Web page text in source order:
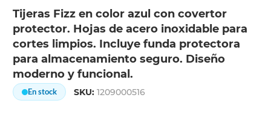
Tijeras Fizz en color azul con covertor
protector. Hojas de acero inoxidable para
cortes limpios. Incluye funda protectora
para almacenamiento seguro. Diseño
moderno y funcional.
En stock SKU:1209000516